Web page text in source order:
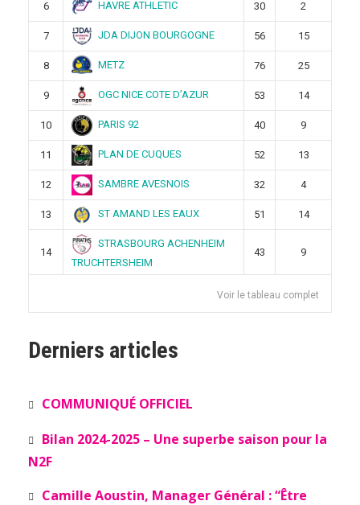
6 HAVRE ATHLETIC 30 2
7 JDA DIJON BOURGOGNE 56 15
8 METZ 76 25
9 OGC NICE COTE D’AZUR 53 14
10 PARIS 92 40 9
11 PLAN DE CUQUES 52 13
12 SAMBRE AVESNOIS 32 4
13 ST AMAND LES EAUX 51 14
14
STRASBOURG ACHENHEIM
TRUCHTERSHEIM
43 9
Voir le tableau complet
Derniers articles
COMMUNIQUÉ OFFICIEL
Bilan 2024-2025 – Une superbe saison pour la
N2F
Camille Aoustin, Manager Général : “Être